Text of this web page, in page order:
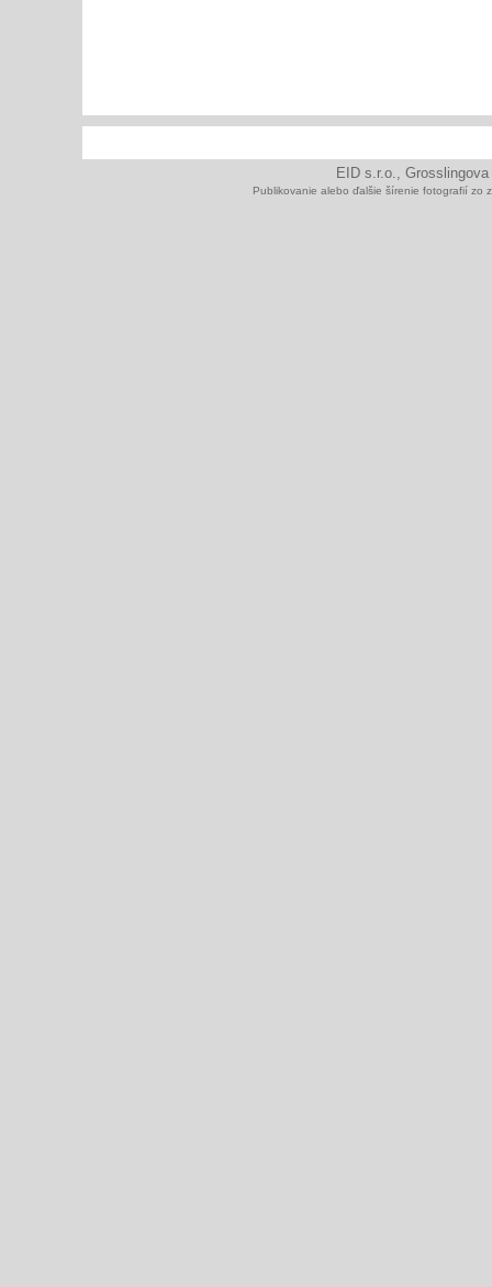
EID s.r.o.,
Publikovanie alebo ďalšie šírenie fotografií zo